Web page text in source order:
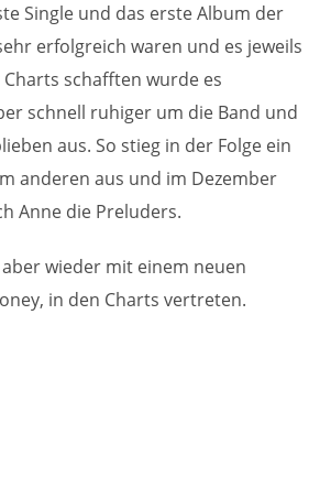
Single und das erste Album der
erfolgreich waren und es jeweils
schafften wurde es
schnell ruhiger um die Band und
aus. So stieg in der Folge ein
anderen aus und im Dezember
Anne die Preluders.
wieder mit einem neuen
in den Charts vertreten.